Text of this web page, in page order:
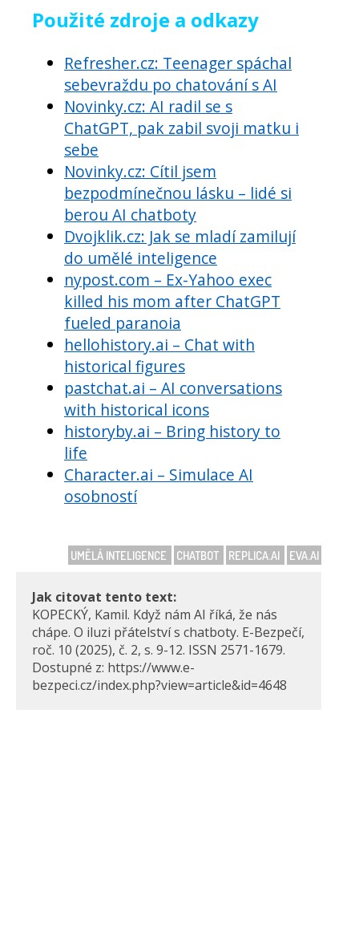
Použité zdroje a odkazy
Refresher.cz: Teenager spáchal
sebevraždu po chatování s AI
Novinky.cz: AI radil se s
ChatGPT, pak zabil svoji matku i
sebe
Novinky.cz: Cítil jsem
bezpodmínečnou lásku – lidé si
berou AI chatboty
Dvojklik.cz: Jak se mladí zamilují
do umělé inteligence
nypost.com – Ex-Yahoo exec
killed his mom after ChatGPT
fueled paranoia
hellohistory.ai – Chat with
historical figures
pastchat.ai – AI conversations
with historical icons
historyby.ai – Bring history to
life
Character.ai – Simulace AI
osobností
UMĚLÁ INTELIGENCE CHATBOT REPLICA.AI EVA.AI
Jak citovat tento text:
KOPECKÝ, Kamil. Když nám AI říká, že nás
chápe. O iluzi přátelství s chatboty. E-Bezpečí,
roč. 10 (2025), č. 2, s. 9-12. ISSN 2571-1679.
Dostupné z: https://www.e-
bezpeci.cz/index.php?view=article&id=4648